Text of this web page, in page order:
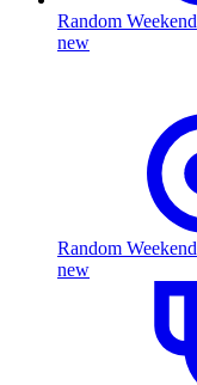
Random Weekend
new
Random Weekend
new